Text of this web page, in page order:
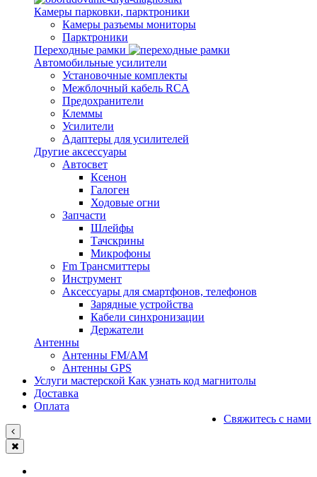
Камеры парковки, парктроники
Камеры разъемы мониторы
Парктроники
Переходные рамки
Автомобильные усилители
Установочные комплекты
Межблочный кабель RCA
Предохранители
Клеммы
Усилители
Адаптеры для усилителей
Другие аксессуары
Автосвет
Ксенон
Галоген
Ходовые огни
Запчасти
Шлейфы
Тачскрины
Микрофоны
Fm Трансмиттеры
Инструмент
Аксессуары для смартфонов, телефонов
Зарядные устройства
Кабели синхронизации
Держатели
Антенны
Антенны FM/AM
Антенны GPS
Услуги мастерской Как узнать код магнитолы
Доставка
Оплата
Свяжитесь с нами